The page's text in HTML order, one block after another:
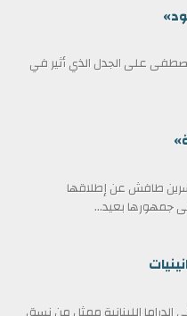
على الجدل الذي أثير في
طافش عن إطلاقها
جمهورها بعيد...